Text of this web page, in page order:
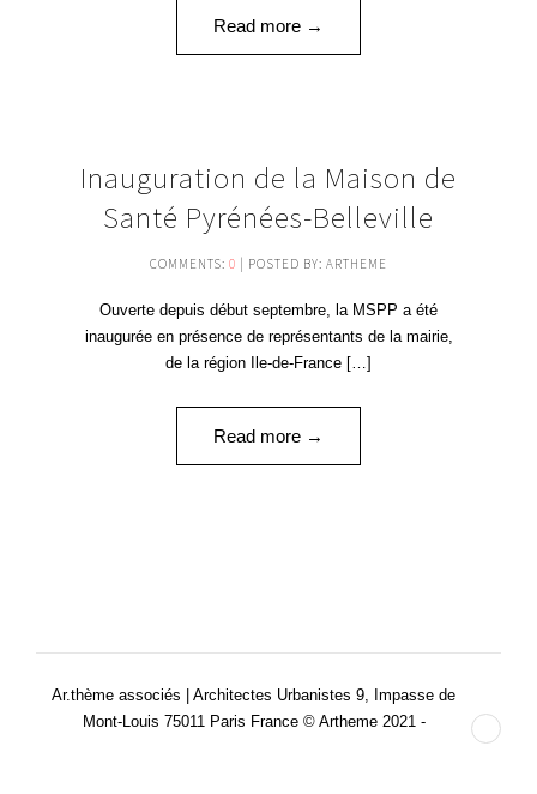
Read more →
05
Inauguration de la Maison de
Santé Pyrénées-Belleville
COMMENTS: 0 | POSTED BY: ARTHEME
Ouverte depuis début septembre, la MSPP a été
inaugurée en présence de représentants de la mairie,
de la région Ile-de-France […]
Read more →
Ar.thème associés | Architectes Urbanistes 9, Impasse de
Mont-Louis 75011 Paris France © Artheme 2021 -